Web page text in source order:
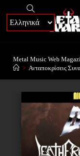
Metal Music Web
> Ανταποκρίσεις